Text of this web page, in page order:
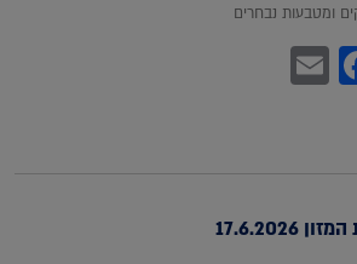
נבחרים
Facebook